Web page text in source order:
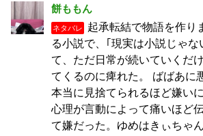
餅ももん
ネタバレ
起承転結で物語を作り
る小説で、｢現実は小説じゃな
て、ただ日常が続いていくだ
てくるのに痺れた。 ばばあに
本当に見捨てられるほど嫌い
心理が言動によって痛いほど
て嫌だった。ゆめはきぃちゃ